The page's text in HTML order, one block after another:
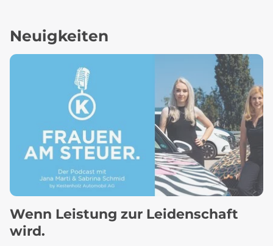
Neuigkeiten
Wenn Leistung zur Leidenschaft
wird.